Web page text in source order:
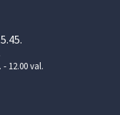
12.00 val.